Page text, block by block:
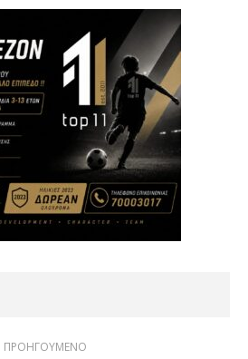
ΠΡΟΗΓΟΥΜΕΝΟ